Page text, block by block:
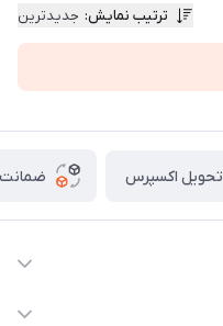
ترتیب نمایش: جدیدترین
تحویل اکسپرس ضمانت